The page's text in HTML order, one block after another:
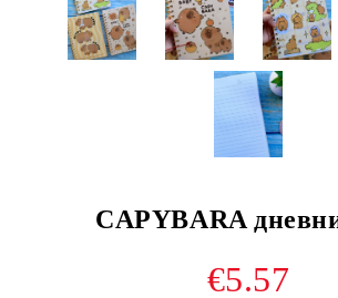
CAPYBARA
€5.57